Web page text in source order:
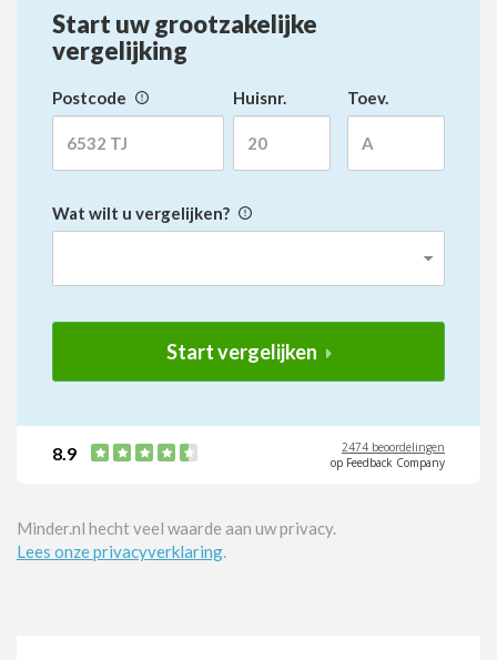
Start uw grootzakelijke
vergelijking
Postcode Huisnr. Toev.
Wat wilt u vergelijken?
Start vergelijken
8.9
2474 beoordelingen
op Feedback Company
Minder.nl hecht veel waarde aan uw privacy.
Lees onze privacyverklaring.